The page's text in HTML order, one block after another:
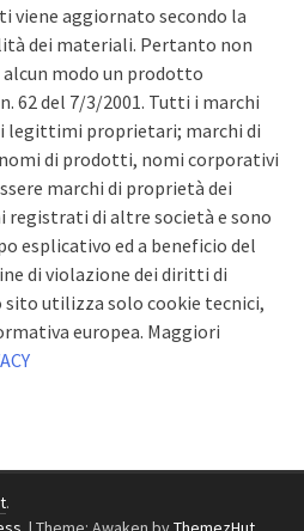
viene aggiornato secondo la
dei materiali. Pertanto non
alcun modo un prodotto
62 del 7/3/2001. Tutti i marchi
legittimi proprietari; marchi di
di prodotti, nomi corporativi
marchi di proprietà dei
di altre società e sono
esplicativo ed a beneficio del
di violazione dei diritti di
utilizza solo cookie tecnici,
europea. Maggiori
.